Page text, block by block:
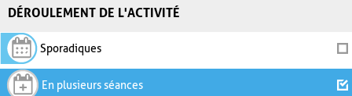
DÉROULEMENT DE L'ACTIVITÉ
Sporadiques
En plusieurs séances